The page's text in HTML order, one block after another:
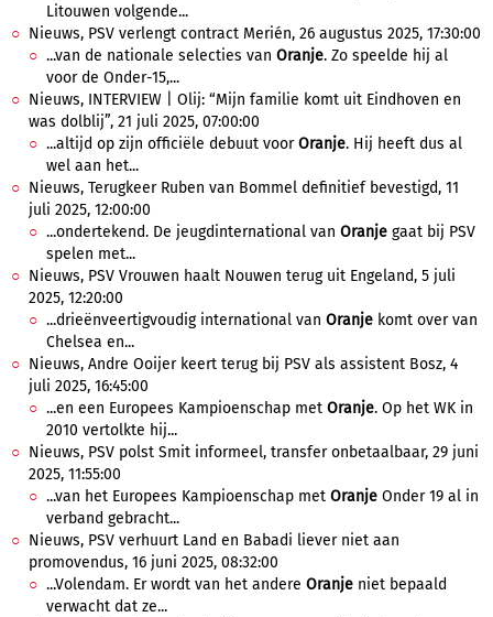
Litouwen volgende...
Nieuws, PSV verlengt contract Merién, 26 augustus 2025, 17:30:00
...van de nationale selecties van Oranje. Zo speelde hij al
voor de Onder-15,...
Nieuws, INTERVIEW | Olij: “Mijn familie komt uit Eindhoven en
was dolblij”, 21 juli 2025, 07:00:00
...altijd op zijn officiële debuut voorOranje. Hij heeft dus al
wel aan het...
Nieuws, Terugkeer Ruben van Bommel definitief bevestigd, 11
juli 2025, 12:00:00
...ondertekend. De jeugdinternational van Oranje gaat bij PSV
spelen met...
Nieuws, PSV Vrouwen haalt Nouwen terug uit Engeland, 5 juli
2025, 12:20:00
...drieënveertigvoudig international van Oranje komt over van
Chelsea en...
Nieuws, Andre Ooijer keert terug bij PSV als assistent Bosz, 4
juli 2025, 16:45:00
...en een Europees Kampioenschap met Oranje. Op het WK in
2010 vertolkte hij...
Nieuws, PSV polst Smit informeel, transfer onbetaalbaar, 29 juni
2025, 11:55:00
...van het Europees Kampioenschap met Oranje Onder 19 al in
verband gebracht...
Nieuws, PSV verhuurt Land en Babadi liever niet aan
promovendus, 16 juni 2025, 08:32:00
...Volendam. Er wordt van het andere Oranje niet bepaald
verwacht dat ze...